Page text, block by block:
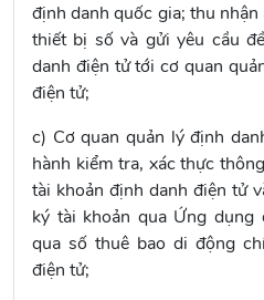
định danh quốc gia; thu
thiết bị số và gửi yêu cầu
danh điện tử tới cơ quan
điện tử;
c) Cơ quan quản lý định
hành kiểm tra, xác thực
tài khoản định danh điện tử
ký tài khoản qua Ứng dụng
qua số thuê bao di động
điện tử;